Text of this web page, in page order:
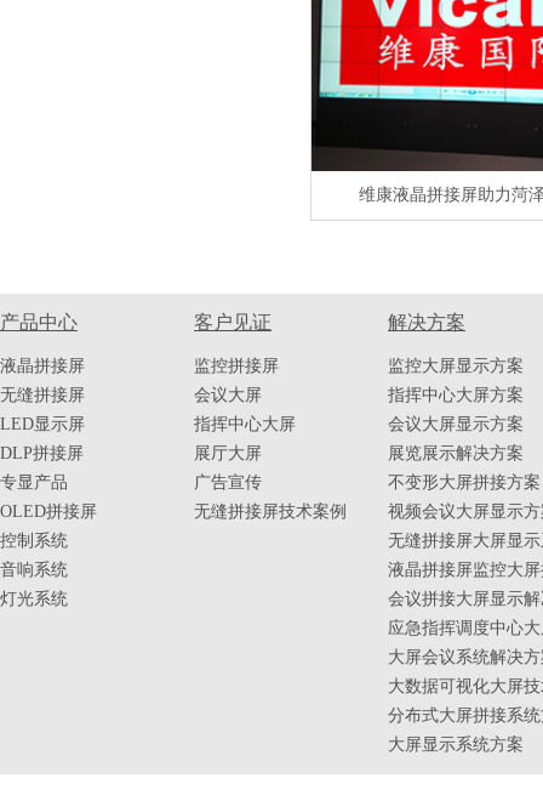
维康液晶拼接屏助力菏
产品中心
液晶拼接屏
无缝拼接屏
LED显示屏
DLP拼接屏
专显产品
OLED拼接屏
控制系统
音响系统
灯光系统
客户见证
监控拼接屏
会议大屏
指挥中心大屏
展厅大屏
广告宣传
无缝拼接屏技术案例
解决方案
监控大屏显示方案
指挥中心大屏方案
会议大屏显示方案
展览展示解决方案
不变形大屏拼接方案
视频会议大屏显示
无缝拼接屏大屏显
液晶拼接屏监控大
会议拼接大屏显示
应急指挥调度中心
大屏会议系统解决
大数据可视化大屏
分布式大屏拼接系
大屏显示系统方案